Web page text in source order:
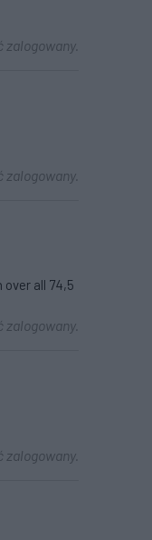
all 74,5